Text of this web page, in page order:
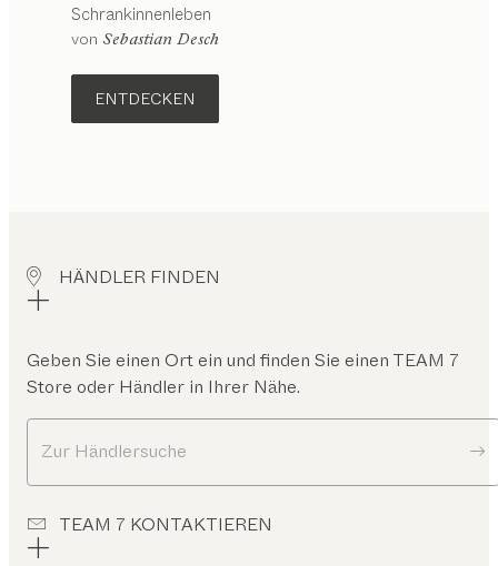
Schrankinnenleben
von Sebastian Desch
ENTDECKEN
HÄNDLER FINDEN
Geben Sie einen Ort ein und finden Sie einen TEAM 7
Store oder Händler in Ihrer Nähe.
Zur Händlersuche
TEAM 7 KONTAKTIEREN